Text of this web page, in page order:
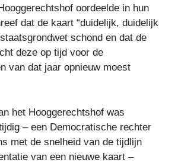
oordeelde in hun
dat de kaart “duidelijk, duidelijk
schond en dat de
deze op tijd voor de
van dat jaar opnieuw moest
het Hooggerechtshof was
– een Democratische rechter
met de snelheid van de tijdlijn
van een nieuwe kaart –